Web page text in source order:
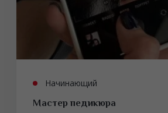
Начинающий
Мастер педикюра